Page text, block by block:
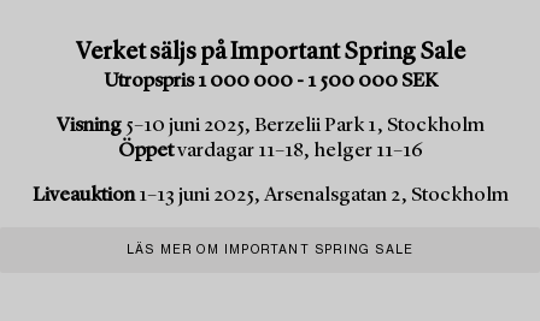
Verket säljs på Important Spring Sale
Utropspris 1 000 000 - 1 500 000 SEK
Visning5–10 juni 2025, Berzelii Park 1, Stockholm
Öppetvardagar 11–18, helger 11–16
Liveauktion1–13 juni 2025, Arsenalsgatan 2, Stockholm
LÄS MER OM IMPORTANT SPRING SALE